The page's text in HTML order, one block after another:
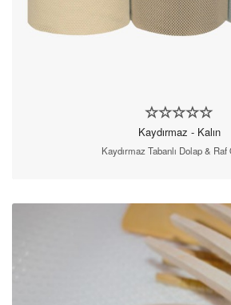
Kaydırmaz - Kalın
Kaydırmaz Tabanlı Dolap & Raf